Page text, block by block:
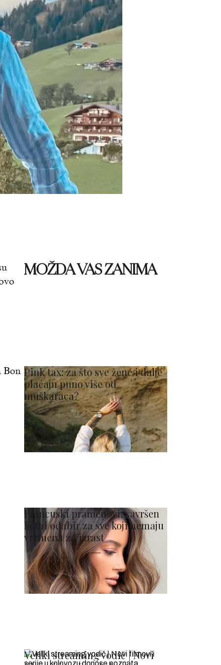
Bon
MOŽDA VAS ZANIMA
Pink tax: za što sve žene i dalje
plaćaju puno više od
muškaraca?
Francuski pramenovi: savršen
ljetni odabir za sve koji nemaju
vremena za izrast
Veliki streaming vodič | Novi